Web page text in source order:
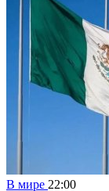
В мире 22:00